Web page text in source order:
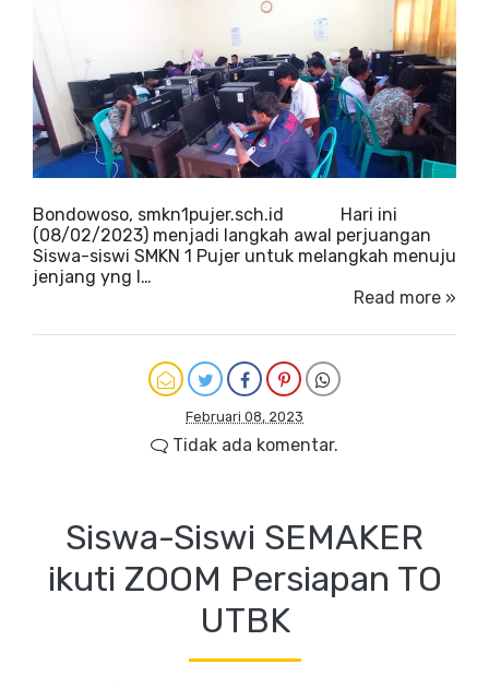
Bondowoso, smkn1pujer.sch.id Hari ini
(08/02/2023) menjadi langkah awal perjuangan
Siswa-siswi SMKN 1 Pujer untuk melangkah menuju
jenjang yng l…
Read more »
Februari 08, 2023
Tidak ada komentar.
Siswa-Siswi SEMAKER
ikuti ZOOM Persiapan TO
UTBK